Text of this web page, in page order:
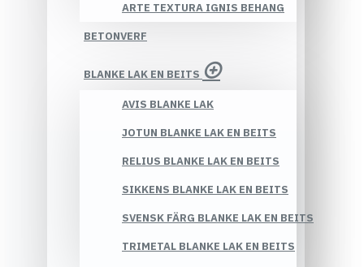
ARTE TEXTURA IGNIS BEHANG
BETONVERF
BLANKE LAK EN BEITS
AVIS BLANKE LAK
JOTUN BLANKE LAK EN BEITS
RELIUS BLANKE LAK EN BEITS
SIKKENS BLANKE LAK EN BEITS
SVENSK FÄRG BLANKE LAK EN BEITS
TRIMETAL BLANKE LAK EN BEITS